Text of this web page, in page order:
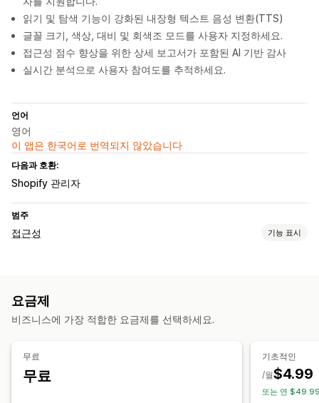
읽기 및 탐색 기능이 강화된 내장형 텍스트 음성 변환(TTS)
글꼴 크기, 색상, 대비 및 회색조 모드를 사용자 지정하세요.
접근성 점수 향상을 위한 상세 보고서가 포함된 AI 기반 감사
실시간 분석으로 사용자 참여도를 추적하세요.
언어
영어
이 앱은 한국어로 번역되지 않았습니다
다음과 호환:
Shopify 관리자
범주
접근성 기능 표시
접근성 도구
그레이스케일
요금제
비즈니스에 가장 적합한 요금제를 선택하세요.
무료
무료
기초적인
$4.99
/월
또는 연